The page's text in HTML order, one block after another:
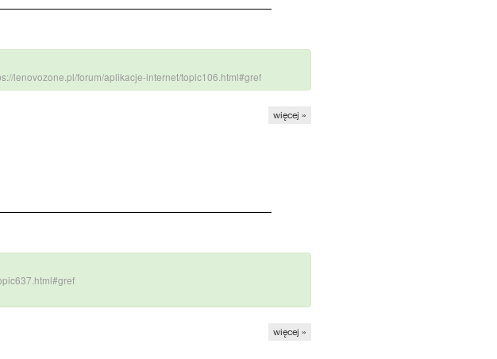
lenovozone.pl/forum/aplikacje-internet/topic106.html#gref
więcej »
więcej »